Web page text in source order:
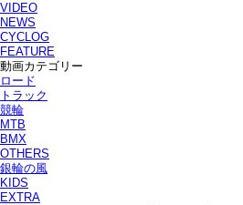
VIDEO
NEWS
CYCLOG
FEATURE
動画カテゴリー
ロード
トラック
競輪
MTB
BMX
OTHERS
銀輪の風
KIDS
EXTRA